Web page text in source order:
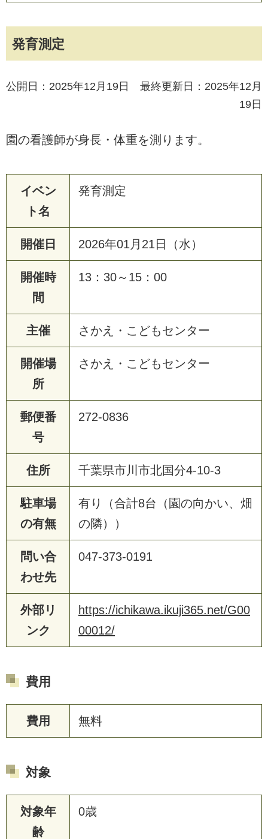
発育測定
公開日：2025年12月19日 最終更新日：2025年12月
19日
園の看護師が身長・体重を測ります。
イベン
ト名
発育測定
開催日 2026年01月21日（水）
開催時
間
13：30～15：00
主催 さかえ・こどもセンター
開催場
所
さかえ・こどもセンター
郵便番
号
272-0836
住所 千葉県市川市北国分4-10-3
駐車場
の有無
有り（合計8台（園の向かい、畑
の隣））
問い合
わせ先
047-373-0191
外部リ
ンク
https://ichikawa.ikuji365.net/G00
00012/
費用
費用 無料
対象
対象年
齢
0歳